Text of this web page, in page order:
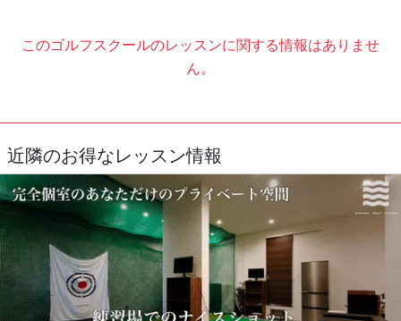
このゴルフスクールのレッスンに関する情報はありませ
ん。
近隣のお得なレッスン情報